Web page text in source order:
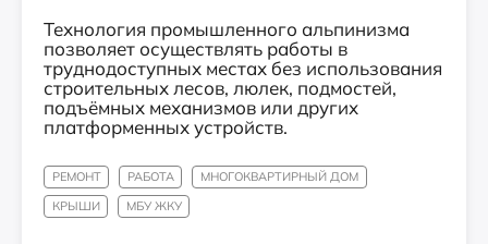
Технология промышленного альпинизма
позволяет осуществлять работы в
труднодоступных местах без использования
строительных лесов, люлек, подмостей,
подъёмных механизмов или других
платформенных устройств.
РЕМОНТ РАБОТА
МНОГОКВАРТИРНЫЙ ДОМ
КРЫШИ
МБУ ЖКУ